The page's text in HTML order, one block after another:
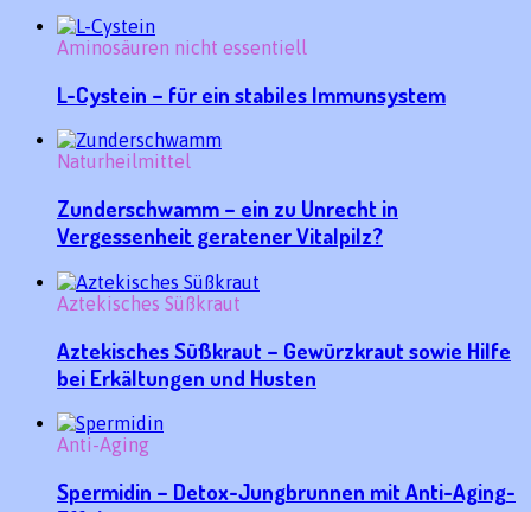
Aminosäuren nicht essentiell
L-Cystein – für ein stabiles Immunsystem
Naturheilmittel
Zunderschwamm – ein zu Unrecht in
Vergessenheit geratener Vitalpilz?
Aztekisches Süßkraut
Aztekisches Süßkraut – Gewürzkraut sowie Hilfe
bei Erkältungen und Husten
Anti-Aging
Spermidin – Detox-Jungbrunnen mit Anti-Aging-